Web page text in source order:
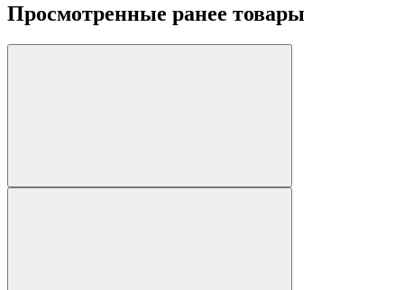
Просмотренные ранее товары